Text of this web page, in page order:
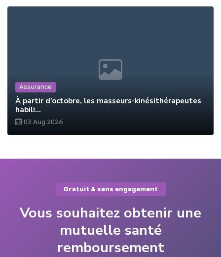
Assurance
À partir d’octobre, les masseurs-kinésithérapeutes
habili...
03 Aug 2026
Gratuit & sans engagement
Vous souhaitez obtenir une
mutuelle santé
remboursement